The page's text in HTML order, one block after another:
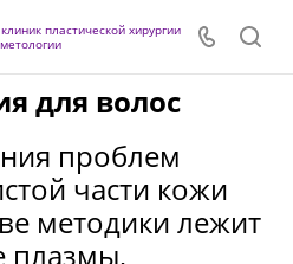
пластической хирургии
для волос
проблем
части кожи
методики лежит
плазмы,